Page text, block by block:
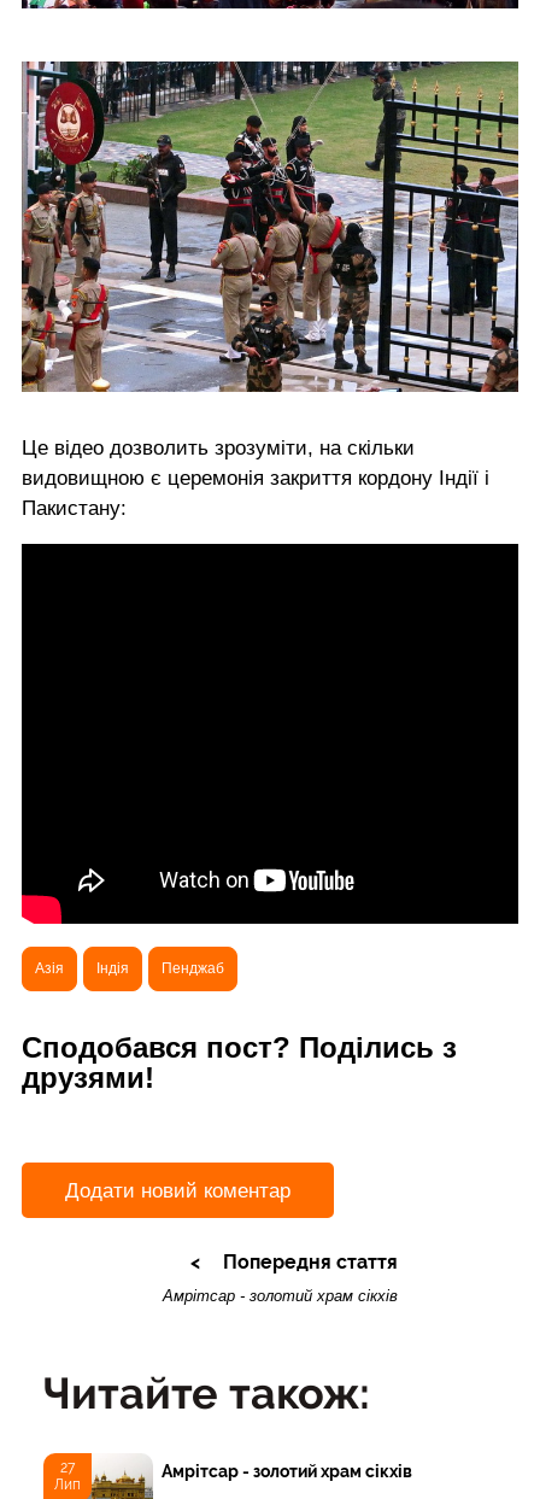
Це відео дозволить зрозуміти, на скільки
видовищною є церемонія закриття кордону Індії і
Пакистану:
Азія Індія Пенджаб
Сподобався пост? Поділись з
друзями!
Додати новий коментар
Попередня стаття
Амрітсар - золотий храм сікхів
Читайте також:
27
Лип
Амрітсар - золотий храм сікхів